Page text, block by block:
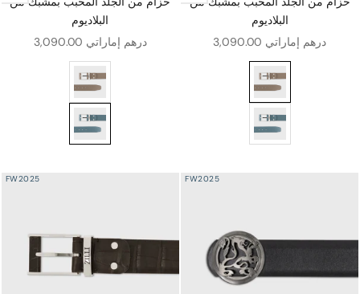
البلاديوم
سعر البيع
3,090.00 درهم إماراتي
حزام من الجلد المحبب بمشبك من البلاديوم
حزام من الجلد المحبب بمشبك من البلاديوم
البلاديوم
سعر البيع
3,090.00 درهم إماراتي
بمشبك من البلاديوم
بمشبك من البلاديوم
FW2025 FW2025